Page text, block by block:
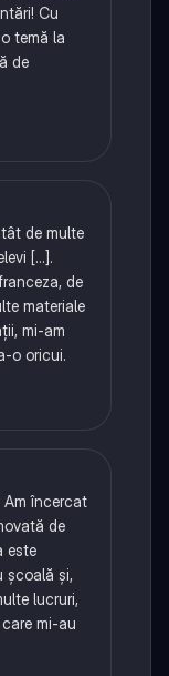
Cu
temă la
de
de multe
[...].
de
materiale
mi-am
o oricui.
Am încercat
de
este
școală și,
lucruri,
mi-au